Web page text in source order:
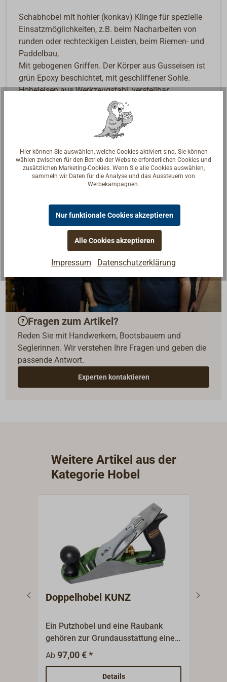
Schabhobel mit hohler (konkav) Klinge für spezielle
Einsatzmöglichkeiten, z.B. beim Nacharbeiten von
runden oder rechteckigen Leisten, beim Riemen- und
Paddelbau,
Mit gebogenen Griffen. Der Körper aus Gusseisen ist
grün Epoxy beschichtet, mit geschliffener Sohle.
Hobeleisen aus Werkzeugstahl, verstellbar.
Ersatzeisen sind lieferbar.
Fragen zum Artikel?
Reden Sie mit Handwerkern, Bootsbauern und
Seglerinnen. Wir verstehen Ihre Fragen und geben die
passende Antwort.
Experten kontaktieren
Weitere Artikel aus der
Kategorie Hobel
Doppelhobel KUNZ
Ein Putzhobel und eine Raubank
gehören zur Grundausstattung einer
jeden Holzwerkstatt.Die Hobel sind
nach dem Bailey-Prinzip gefertigt;
der Hobelkörper ist aus Grauguss,
Ab97,00 € *
Details
Hier können Sie auswählen, welche Cookies aktiviert sind. Sie können
wählen zwischen für den Betrieb der Website erforderlichen Cookies und
zusätzlichen Marketing-Cookies. Wenn Sie alle Cookies auswählen,
sammeln wir Daten für die Analyse und das Aussteuern von
Werbekampagnen.
Nur funktionale Cookies akzeptieren
Alle Cookies akzeptieren
Impressum Datenschutzerklärung